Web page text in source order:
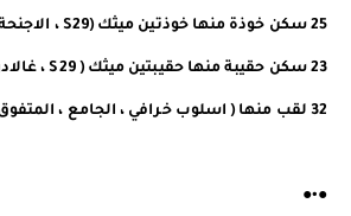
25 سكن خوذة منها خوذتين ميثك (S29 ، الاجنحة )
23 سكن حقيبة منها حقيبتين ميثك ( S29 ، غالادريا )
32 لقب منها ( اسلوب خرافي ، الجامع ، المتفوق )
●•●